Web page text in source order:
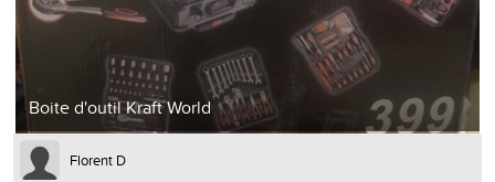
Boite d'outil Kraft World
Florent D